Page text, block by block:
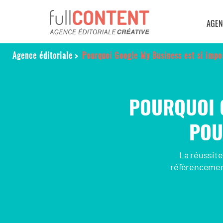
Agence éditoriale > Pourquoi Google My Business est si
POURQUOI
La